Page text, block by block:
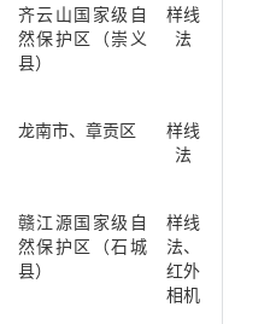
齐云山国家级自
然保护区（崇义
县）
样线
法
龙南市、章贡区
样线
法
赣江源国家级自
然保护区（石城
县）
样线
法、
红外
相机